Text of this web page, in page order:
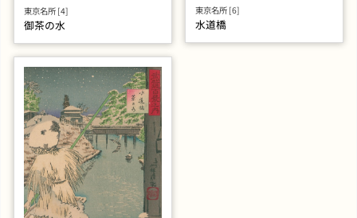
東京名所 [4]
御茶の水
東京名所 [6]
水道橋